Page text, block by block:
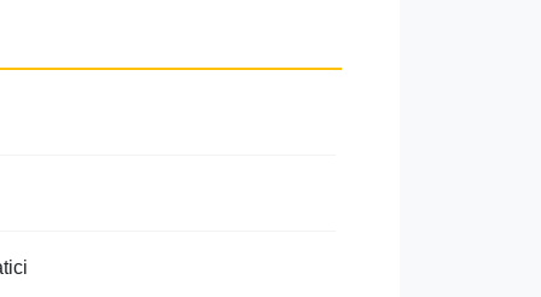
legata al Titolare, per